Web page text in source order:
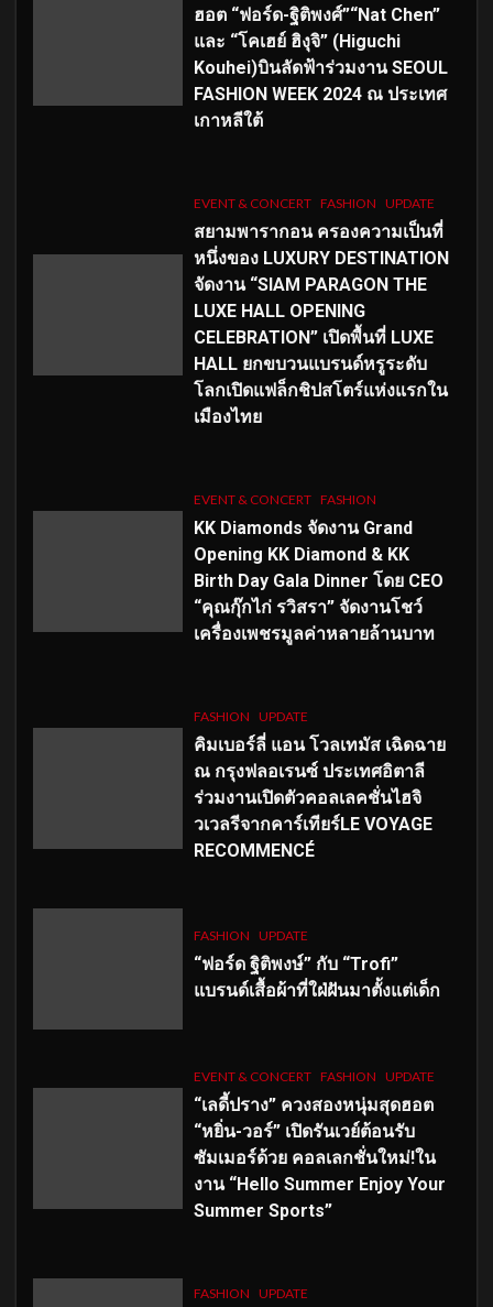
ฮอต “ฟอร์ด-ฐิติพงศ์”“Nat Chen”
และ “โคเฮย์ ฮิงุจิ” (Higuchi
Kouhei)บินลัดฟ้าร่วมงาน SEOUL
FASHION WEEK 2024 ณ ประเทศ
เกาหลีใต้
EVENT & CONCERT FASHION UPDATE
สยามพารากอน ครองความเป็นที่
หนึ่งของ LUXURY DESTINATION
จัดงาน “SIAM PARAGON THE
LUXE HALL OPENING
CELEBRATION” เปิดพื้นที่ LUXE
HALL ยกขบวนแบรนด์หรูระดับ
โลกเปิดแฟล็กชิปสโตร์แห่งแรกใน
เมืองไทย
EVENT & CONCERT FASHION
KK Diamonds จัดงาน Grand
Opening KK Diamond & KK
Birth Day Gala Dinner โดย CEO
“คุณกุ๊กไก่ รวิสรา” จัดงานโชว์
เครื่องเพชรมูลค่าหลายล้านบาท
FASHION UPDATE
คิมเบอร์ลี่ แอน โวลเทมัส เฉิดฉาย
ณ กรุงฟลอเรนซ์ ประเทศอิตาลี
ร่วมงานเปิดตัวคอลเลคชั่นไฮจิ
วเวลรีจากคาร์เทียร์LE VOYAGE
RECOMMENCÉ
FASHION UPDATE
“ฟอร์ด ฐิติพงษ์” กับ “Trofi”
แบรนด์เสื้อผ้าที่ใฝ่ฝันมาตั้งแต่เด็ก
EVENT & CONCERT FASHION UPDATE
“เลดี้ปราง” ควงสองหนุ่มสุดฮอต
“หยิ่น-วอร์” เปิดรันเวย์ต้อนรับ
ซัมเมอร์ด้วย คอลเลกชั่นใหม่!ใน
งาน “Hello Summer Enjoy Your
Summer Sports”
FASHION UPDATE